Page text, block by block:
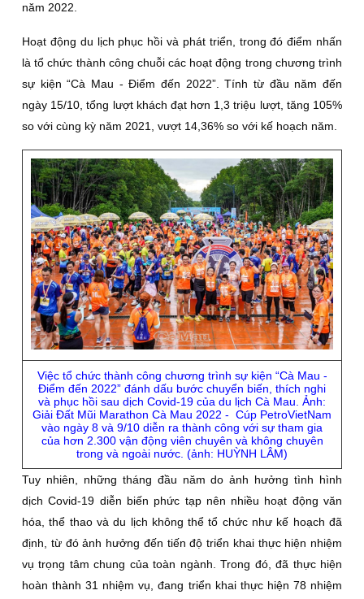
năm 2022.
Hoạt động du lịch phục hồi và phát triển, trong đó điểm nhấn
là tổ chức thành công chuỗi các hoạt động trong chương trình
sự kiện “Cà Mau - Điểm đến 2022”. Tính từ đầu năm đến
ngày 15/10, tổng lượt khách đạt hơn 1,3 triệu lượt, tăng 105%
so với cùng kỳ năm 2021, vượt 14,36% so với kế hoạch năm.
Việc tổ chức thành công chương trình sự kiện “Cà Mau -
Điểm đến 2022” đánh dấu bước chuyển biến, thích nghi
và phục hồi sau dịch Covid-19 của du lịch Cà Mau. Ảnh:
Giải Đất Mũi Marathon Cà Mau 2022 - Cúp PetroVietNam
vào ngày 8 và 9/10 diễn ra thành công với sự tham gia
của hơn 2.300 vận động viên chuyên và không chuyên
trong và ngoài nước. (ảnh: HUỲNH LÂM)
Tuy nhiên, những tháng đầu năm do ảnh hưởng tình hình
dịch Covid-19 diễn biến phức tạp nên nhiều hoạt động văn
hóa, thể thao và du lịch không thể tổ chức như kế hoạch đã
định, từ đó ảnh hưởng đến tiến độ triển khai thực hiện nhiệm
vụ trọng tâm chung của toàn ngành. Trong đó, đã thực hiện
hoàn thành 31 nhiệm vụ, đang triển khai thực hiện 78 nhiệm